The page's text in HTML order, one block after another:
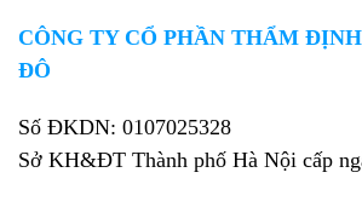
CÔNG TY CỔ PHẦN THẨM
ĐÔ
Số ĐKDN: 0107025328
Sở KH&ĐT Thành phố Hà Nội cấp